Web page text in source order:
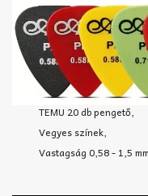
TEMU 20 db pengető,
Vegyes színek,
Vastagság 0,58 - 1,5 mm